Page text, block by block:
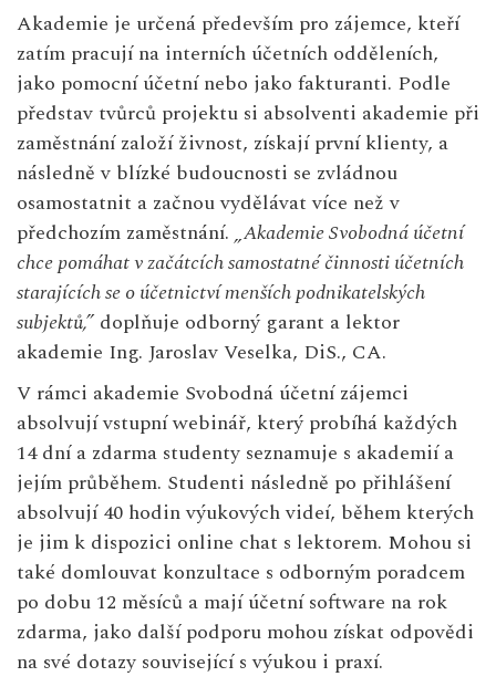
Akademie je určená především pro zájemce, kteří
zatím pracují na interních účetních odděleních,
jako pomocní účetní nebo jako fakturanti. Podle
představ tvůrců projektu si absolventi akademie při
zaměstnání založí živnost, získají první klienty, a
následně v blízké budoucnosti se zvládnou
osamostatnit a začnou vydělávat více než v
předchozím zaměstnání. „Akademie Svobodná účetní
chce pomáhat v začátcích samostatné činnosti účetních
starajících se o účetnictví menších podnikatelských
subjektů,” doplňuje odborný garant a lektor
akademie Ing. Jaroslav Veselka, DiS., CA.
V rámci akademie Svobodná účetní zájemci
absolvují vstupní webinář, který probíhá každých
14 dní a zdarma studenty seznamuje s akademií a
jejím průběhem. Studenti následně po přihlášení
absolvují 40 hodin výukových videí, během kterých
je jim k dispozici online chat s lektorem. Mohou si
také domlouvat konzultace s odborným poradcem
po dobu 12 měsíců a mají účetní software na rok
zdarma, jako další podporu mohou získat odpovědi
na své dotazy související s výukou i praxí.